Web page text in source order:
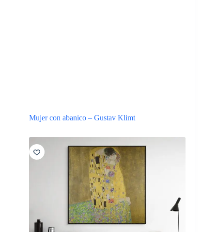
Mujer con abanico – Gustav Klimt